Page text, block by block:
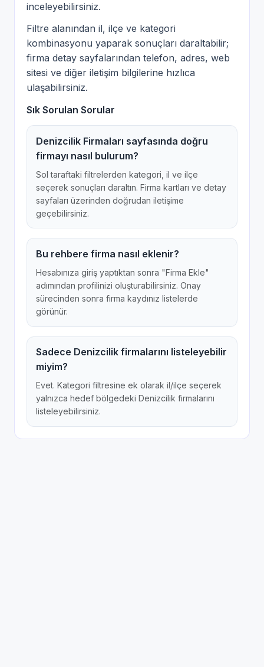
inceleyebilirsiniz.
Filtre alanından il, ilçe ve kategori
kombinasyonu yaparak sonuçları daraltabilir;
firma detay sayfalarından telefon, adres, web
sitesi ve diğer iletişim bilgilerine hızlıca
ulaşabilirsiniz.
Sık Sorulan Sorular
Denizcilik Firmaları sayfasında doğru
firmayı nasıl bulurum?
Sol taraftaki filtrelerden kategori, il ve ilçe
seçerek sonuçları daraltın. Firma kartları ve detay
sayfaları üzerinden doğrudan iletişime
geçebilirsiniz.
Bu rehbere firma nasıl eklenir?
Hesabınıza giriş yaptıktan sonra "Firma Ekle"
adımından profilinizi oluşturabilirsiniz. Onay
sürecinden sonra firma kaydınız listelerde
görünür.
Sadece Denizcilik firmalarını listeleyebilir
miyim?
Evet. Kategori filtresine ek olarak il/ilçe seçerek
yalnızca hedef bölgedeki Denizcilik firmalarını
listeleyebilirsiniz.